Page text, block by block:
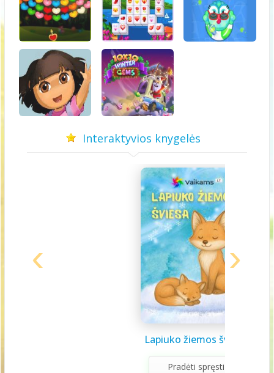
Interaktyvios knygelės
Lapiuko žiemos šviesa
Pradėti spręsti
Žiemos saulėgįžos
knygelė
Aš galiu rinktis
Saulės sistema vaikams
Sveikuolio užduotėlės
vaikams
Gyvūnai abc
apvedžiojimo knygelė
Draugystės užduotėlės
vaikams
Pavasario laiškas
mamai
Velykų užduotėlės
Gerumo advento
kalendorius